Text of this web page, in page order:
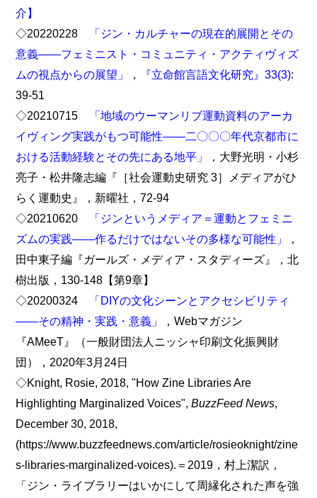
介】
◇20220228
「ジン・カルチャーの現在的展開とその
意義――フェミニスト・コミュニティ・アクティヴィズ
ムの視点からの展望」
， 『立命館言語文化研究』33(3):
39-51
◇20210715
「地域のウーマンリブ運動資料のアーカ
イヴィング実践がもつ可能性――二〇〇〇年代京都市に
おける活動経験とその先にある地平」
，大野光明・小杉
亮子・松井隆志編『［社会運動史研究 3］メディアがひ
らく運動史』，新曜社，72-94
◇20210620
「ジンというメディア＝運動とフェミニ
ズムの実践――作るだけではないその多様な可能性」
，
田中東子編『ガールズ・メディア・スタディーズ』，北
樹出版，130-148【第9章】
◇20200324
「DIYの文化シーンとアクセシビリティ
――その精神・実践・意義」
，Webマガジン
『AMeeT』（一般財団法人ニッシャ印刷文化振興財
団），2020年3月24日
◇Knight, Rosie, 2018, "How Zine Libraries Are
Highlighting Marginalized Voices",BuzzFeed News,
December 30, 2018,
(https://www.buzzfeednews.com/article/rosieoknight/zine
s-libraries-marginalized-voices).＝2019，村上潔訳，
「ジン・ライブラリーはいかにして周縁化された声を強